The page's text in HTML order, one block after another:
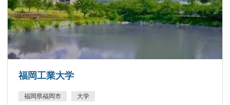
福岡工業大学
福岡県福岡市 大学